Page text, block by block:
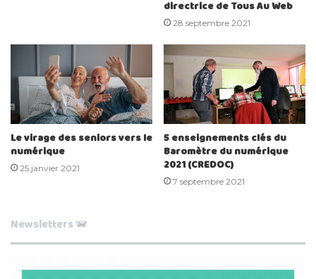
directrice de Tous Au Web
28 septembre 2021
Le virage des seniors vers le
numérique
25 janvier 2021
5 enseignements clés du
Baromètre du numérique
2021 (CREDOC)
7 septembre 2021
Newsletters